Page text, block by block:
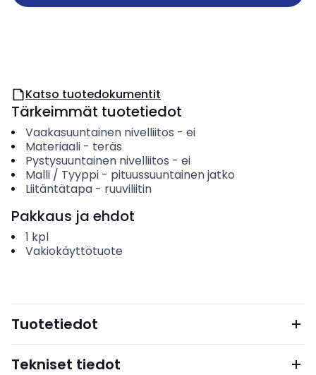
Katso tuotedokumentit
Tärkeimmät tuotetiedot
Vaakasuuntainen nivelliitos - ei
Materiaali- teräs
Pystysuuntainen nivelliitos - ei
Malli / Tyyppi- pituussuuntainen jatko
Liitäntätapa- ruuviliitin
Pakkaus ja ehdot
1 kpl
Vakiokäyttötuote
Tuotetiedot
Tekniset tiedot